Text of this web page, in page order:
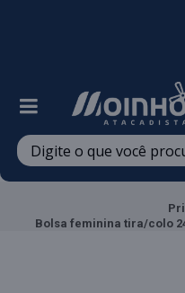
Bolsa feminina tira/colo